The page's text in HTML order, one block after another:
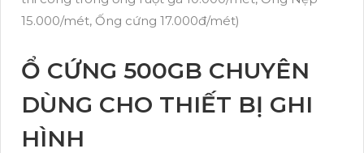
15.000/mét, Ống cứng 17.000đ/mét)
Ổ CỨNG 500GB CHUYÊN
DÙNG CHO THIẾT BỊ GHI
HÌNH